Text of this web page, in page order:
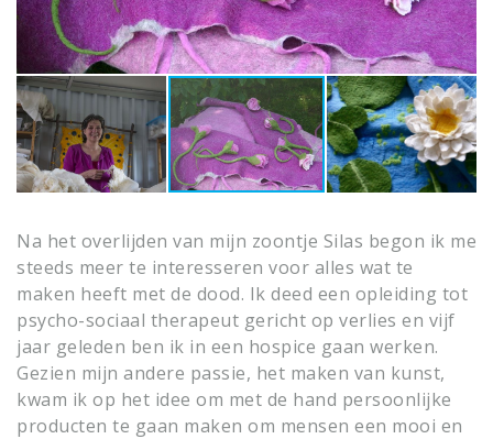
Na het overlijden van mijn zoontje Silas begon ik me
steeds meer te interesseren voor alles wat te
maken heeft met de dood. Ik deed een opleiding tot
psycho-sociaal therapeut gericht op verlies en vijf
jaar geleden ben ik in een hospice gaan werken.
Gezien mijn andere passie, het maken van kunst,
kwam ik op het idee om met de hand persoonlijke
producten te gaan maken om mensen een mooi en